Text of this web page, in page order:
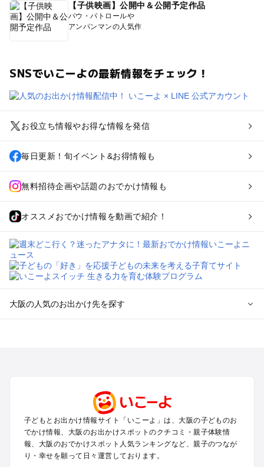
【子供映画】公開中＆公開予定作品
パウ・パトロールや
アンパンマンの人気作
SNSでいこーよの最新情報をチェック！
お役立ち情報やお得な情報を発信
毎日更新！旬イベント&お得情報も
無料招待企画や話題のおでかけ情報も
オススメおでかけ情報を動画で紹介！
大阪の人気のお出かけ先を探す
梅田・キタ・淀屋橋・本町・福島のプールお出かけ
東大阪・八尾・寝屋川・守口・門真のプールお出かけ
大阪ベイエリア（USJ・南港）のプールお出かけ
なんば・心斎橋・道頓堀・四ツ橋・ミナミのプールお出かけ
天王寺・阿倍野・上本町・長居のプールお出かけ
子どもとお出かけ情報サイト「いこーよ」は、大阪の子どものお
でかけ情報、大阪のお出かけスポットのクチコミ・親子体験情
報、大阪のおでかけスポット人気ランキングなど、親子のつなが
り・幸せを願って日々運営しております。